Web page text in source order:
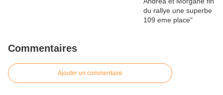
Commentaires
Ajouter un commentaire